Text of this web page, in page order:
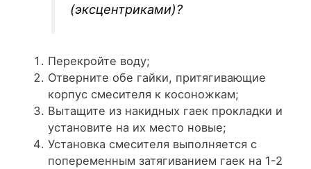
(эксцентриками)?
Перекройте воду;
Отверните обе гайки, притягивающие
корпус смесителя к косоножкам;
Вытащите из накидных гаек прокладки и
установите на их место новые;
Установка смесителя выполняется с
попеременным затягиванием гаек на 1-2